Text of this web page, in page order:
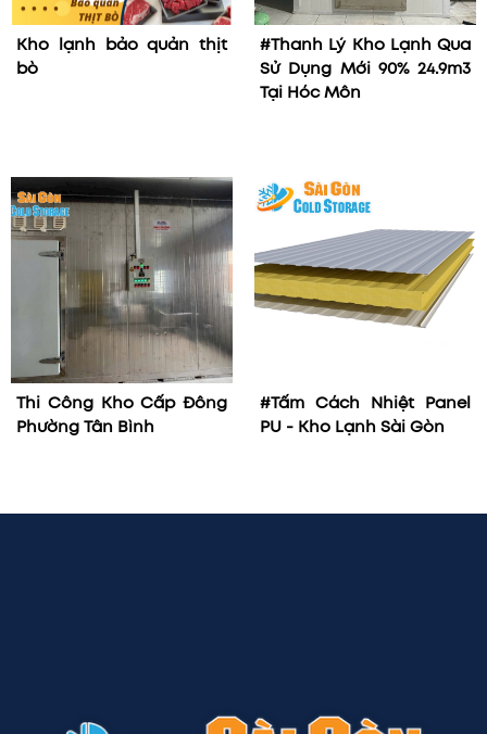
Kho lạnh bảo quản thịt
bò
#Thanh Lý Kho Lạnh Qua
Sử Dụng Mới 90% 24.9m3
Tại Hóc Môn
Thi Công Kho Cấp Đông
Phường Tân Bình
#Tấm Cách Nhiệt Panel
PU - Kho Lạnh Sài Gòn